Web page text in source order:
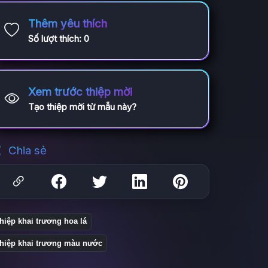
Thêm yêu thích
Số lượt thích: 0
Xem trước thiệp mời
Tạo thiệp mời từ mẫu này?
Chia sẻ
khai trương hoa lá
khai trương màu nước